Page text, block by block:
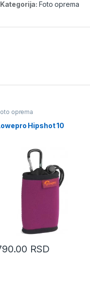
Kategorija: Foto oprema
oprema
Hipshot 10
RSD